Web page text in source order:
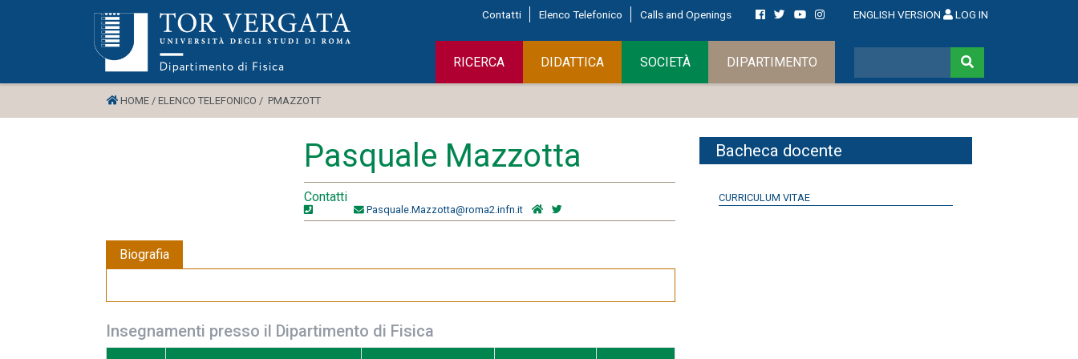
Contatti Elenco Telefonico Calls and Openings ENGLISH VERSION LOG IN
RICERCA DIDATTICA SOCIETÀ DIPARTIMENTO
HOME / ELENCO TELEFONICO / PMAZZOTT
Pasquale Mazzotta
Contatti
Pasquale.Mazzotta@roma2.infn.it
Biografia
Insegnamenti presso il Dipartimento di Fisica
Bacheca docente
CURRICULUM VITAE